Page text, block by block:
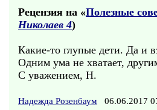
Рецензия на «Полезные
Николаев 4)
Какие-то глупые дети. Да и
Одним ума не хватает,
С уважением, Н.
Надежда Розенбаум 06.06.2017